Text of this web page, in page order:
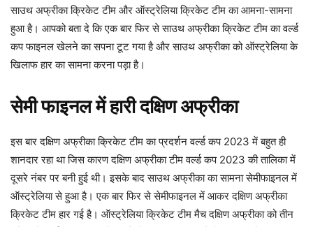
साउथ अफ्रीका क्रिकेट टीम और ऑस्ट्रेलिया क्रिकेट टीम का आमना-सामना
हुआ है। आपको बता दे कि एक बार फिर से साउथ अफ्रीका क्रिकेट टीम का वर्ल्ड
कप फाइनल खेलने का सपना टूट गया है और साउथ अफ्रीका को ऑस्ट्रेलिया के
खिलाफ हार का सामना करना पड़ा है।
सेमी फाइनल में हारी दक्षिण अफ्रीका
इस बार दक्षिण अफ्रीका क्रिकेट टीम का प्रदर्शन वर्ल्ड कप 2023 में बहुत ही
शानदार रहा था जिस कारण दक्षिण अफ्रीका टीम वर्ल्ड कप 2023 की तालिका में
दूसरे नंबर पर बनी हुई थी। इसके बाद साउथ अफ्रीका का सामना सेमीफाइनल में
ऑस्ट्रेलिया से हुआ है। एक बार फिर से सेमीफाइनल में आकर दक्षिण अफ्रीका
क्रिकेट टीम हार गई है। ऑस्ट्रेलिया क्रिकेट टीम मैच दक्षिण अफ्रीका को तीन